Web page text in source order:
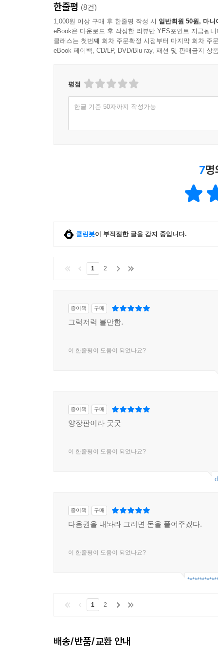
한줄평 (8건)
1,000원 이상 구매 후 한줄평 작성 시 일반회원 50원, 마니
eBook은 다운로드 후 작성한 리뷰만 YES포인트 지급됩니
클래스는 첫번째 회차 주문확정 시점부터 마지막 회차 주
eBook 페이백, CD/LP, DVD/Blu-ray, 패션 및 판매금지 상
평점
한글 기준 50자까지 작성가능
7
클린봇이 부적절한 글을 감지 중입니다.
1 2
종이책 구매
그럭저럭 볼만함.
이 한줄평이 도움이 되었나요?
종이책 구매
양장판이라 굿굿
이 한줄평이 도움이 되었나요?
종이책 구매
다음권을 내놔라 그러면 돈을 풀어주겠다.
이 한줄평이 도움이 되었나요?
1 2
배송/반품/교환 안내